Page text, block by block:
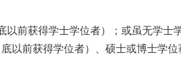
前获得学士学位者）；或虽无学士
以前获得学位者）、硕士或博士学位